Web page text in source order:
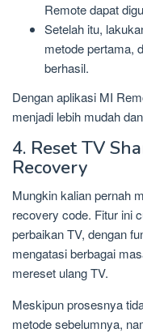
Remote dapat
Setelah itu,
metode pertama,
berhasil.
Dengan aplikasi MI
menjadi lebih mudah
4. Reset TV
Recovery
Mungkin kalian pernah
recovery code. Fitur ini
perbaikan TV, dengan
mengatasi berbagai
mereset ulang TV.
Meskipun prosesnya
metode sebelumnya,